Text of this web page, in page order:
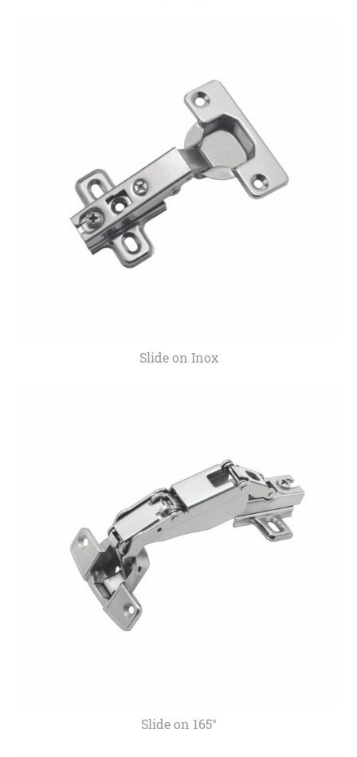
Slide on Inox
Slide on 165°